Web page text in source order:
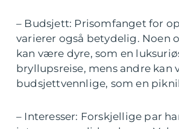
– Budsjett: Prisomfanget for
varierer også betydelig. Noen
kan være dyre, som en
bryllupsreise, mens andre kan
budsjettvennlige, som en
– Interesser: Forskjellige par